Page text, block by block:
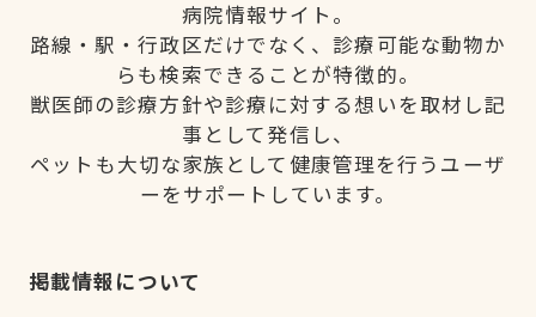
病院情報サイト。
路線・駅・行政区だけでなく、診療可能な動物か
らも検索できることが特徴的。
獣医師の診療方針や診療に対する想いを取材し記
事として発信し、
ペットも大切な家族として健康管理を行うユーザ
ーをサポートしています。
掲載情報について